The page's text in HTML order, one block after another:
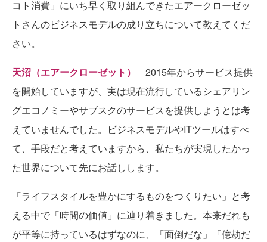
コト消費」にいち早く取り組んできたエアークローゼッ
トさんのビジネスモデルの成り立ちについて教えてくだ
さい。
天沼（エアークローゼット）
2015年からサービス提供
を開始していますが、実は現在流行しているシェアリン
グエコノミーやサブスクのサービスを提供しようとは考
えていませんでした。ビジネスモデルやITツールはすべ
て、手段だと考えていますから、私たちが実現したかっ
た世界について先にお話しします。
「ライフスタイルを豊かにするものをつくりたい」と考
える中で「時間の価値」に辿り着きました。本来だれも
が平等に持っているはずなのに、「面倒だな」「億劫だ